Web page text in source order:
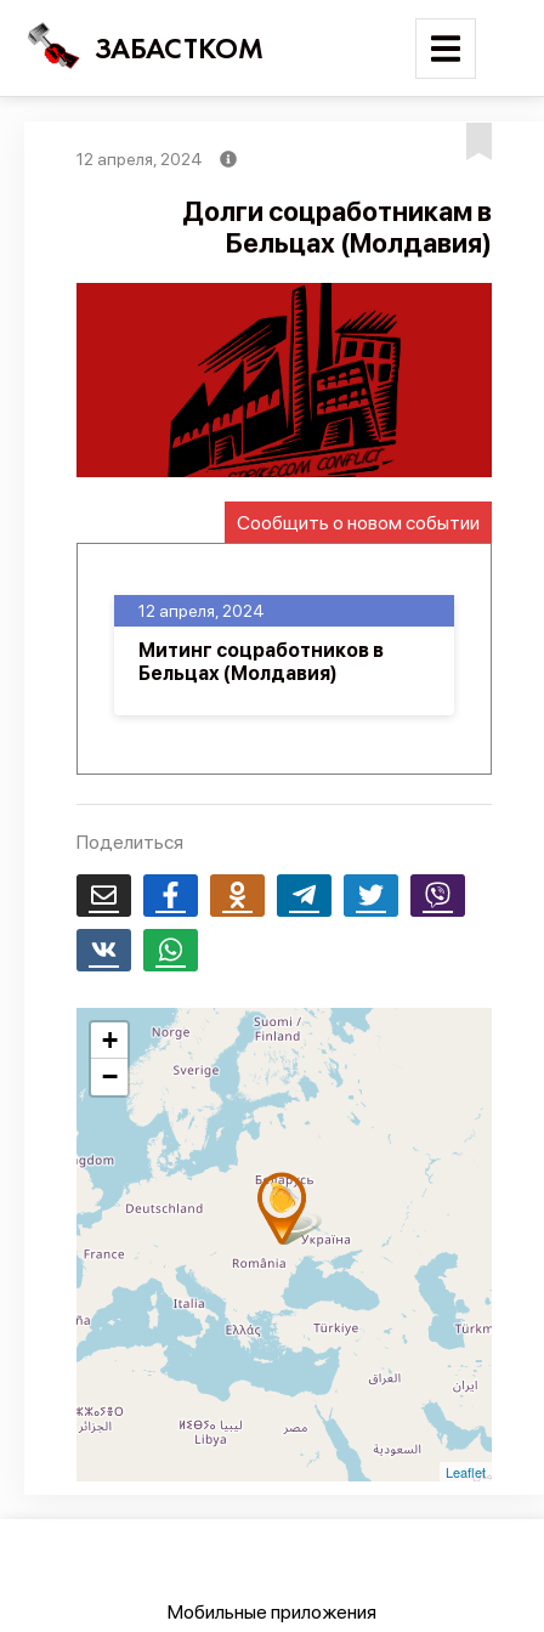
ЗАБАСТКОМ
Поиск
Новости
Карта событий
Трудовые конфликты
Отчеты
Предложить публикацию
API
Политика конфиденциальности
12 апреля, 2024
Долги соцработникам в
Бельцах (Молдавия)
Сообщить о новом событии
12 апреля, 2024
Митинг соцработников в
Бельцах (Молдавия)
Поделиться
+
−
Leaflet
Мобильные приложения